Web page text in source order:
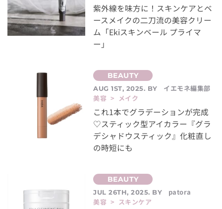
紫外線を味方に！スキンケアとベ
ースメイクの二刀流の美容クリー
ム「Ekiスキンベール プライマ
ー」
AUG 1ST, 2025. BY
イエモネ編集部
美容 > メイク
これ1本でグラデーションが完成
♡スティック型アイカラー『グラ
デシャドウスティック』化粧直し
の時短にも
JUL 26TH, 2025. BY
patora
美容 > スキンケア